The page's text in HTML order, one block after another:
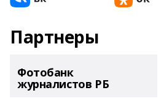
Партнеры
Фотобанк
журналистов РБ